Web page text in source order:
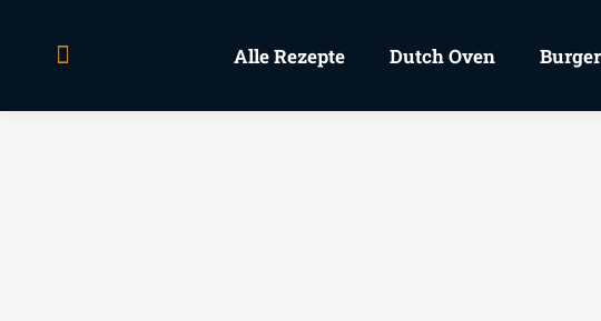
Alle Rezepte Dutch Oven Burger
Search: